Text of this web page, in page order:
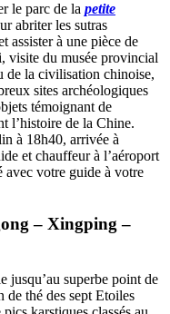
le parc de la petite
abriter les sutras
assister à une pièce de
visite du musée provincial
de la civilisation chinoise,
sites archéologiques
témoignant de
l’histoire de la Chine.
à 18h40, arrivée à
et chauffeur à l’aéroport
votre guide à votre
– Xingping –
jusqu’au superbe point de
thé des sept Etoiles